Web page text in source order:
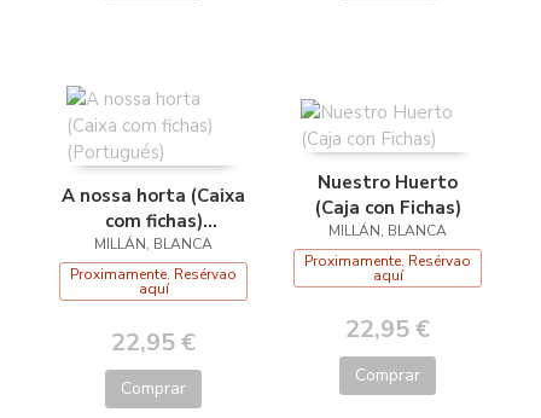
A nossa horta (Caixa
com fichas)
(Portugués)
MILLÁN, BLANCA
Proximamente. Resérvao
aquí
22,95 €
Comprar
Nuestro Huerto
(Caja con Fichas)
MILLÁN, BLANCA
Proximamente. Resérvao
aquí
22,95 €
Comprar